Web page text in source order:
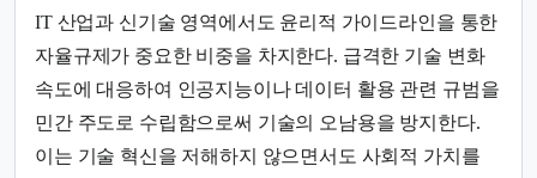
IT 산업과 신기술 영역에서도 윤리적 가이드라인을 통한
자율규제가 중요한 비중을 차지한다. 급격한 기술 변화
속도에 대응하여 인공지능이나 데이터 활용 관련 규범을
민간 주도로 수립함으로써 기술의 오남용을 방지한다.
이는 기술 혁신을 저해하지 않으면서도 사회적 가치를